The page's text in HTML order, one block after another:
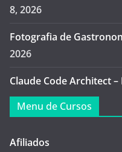
8, 2026
Fotografia de
2026
Claude Code Architect
Menu de Cursos
Afiliados